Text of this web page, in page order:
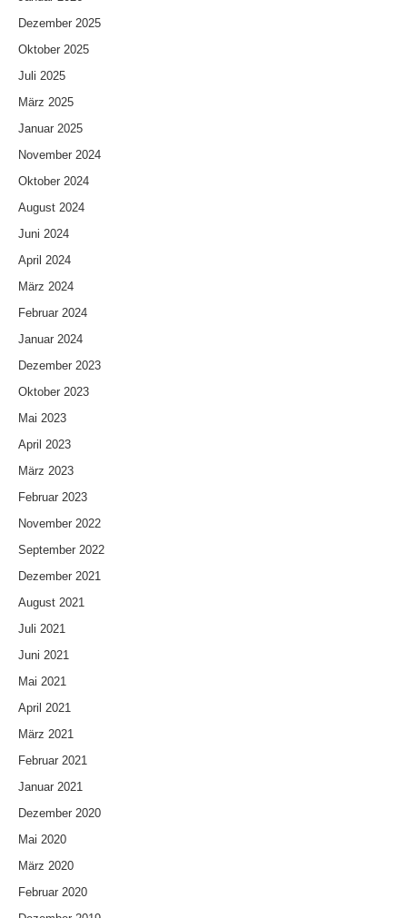
Dezember 2025
Oktober 2025
Juli 2025
März 2025
Januar 2025
November 2024
Oktober 2024
August 2024
Juni 2024
April 2024
März 2024
Februar 2024
Januar 2024
Dezember 2023
Oktober 2023
Mai 2023
April 2023
März 2023
Februar 2023
November 2022
September 2022
Dezember 2021
August 2021
Juli 2021
Juni 2021
Mai 2021
April 2021
März 2021
Februar 2021
Januar 2021
Dezember 2020
Mai 2020
März 2020
Februar 2020